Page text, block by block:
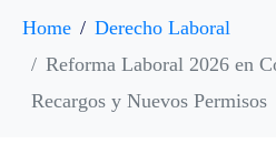
Home
Derecho Laboral
Reforma Laboral 2026 en
Recargos y Nuevos Permisos